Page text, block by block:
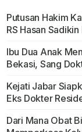
Putusan Hakim
RS Hasan
Ibu Dua Anak
Bekasi, Sang
Kejati Jabar
Eks Dokter
Dari Mana Obat